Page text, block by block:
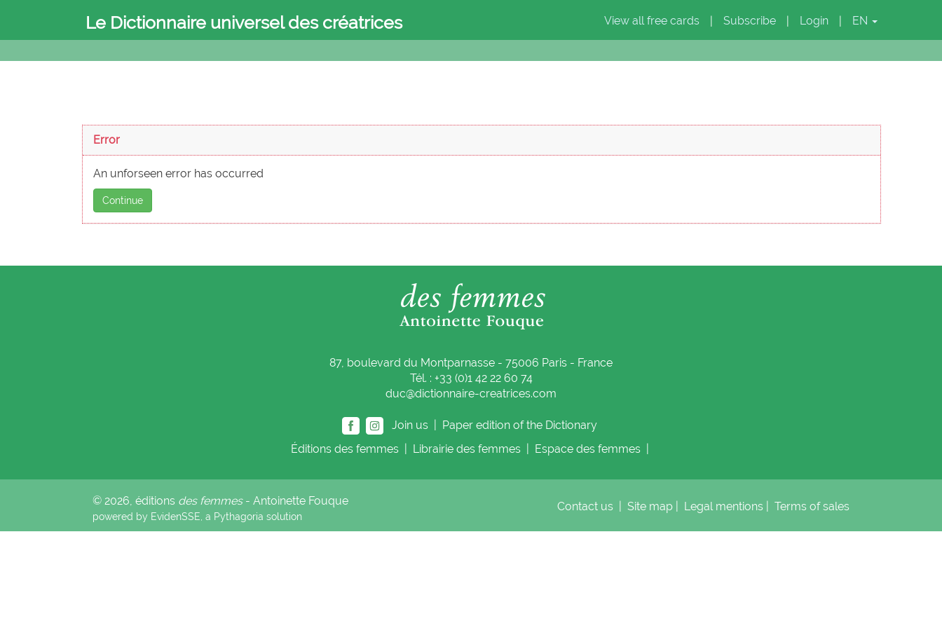
Le Dictionnaire universel des créatrices View all free cards Subscribe Login EN
Error
An unforseen error has occurred
Continue
87, boulevard du Montparnasse - 75006 Paris - France
Tél. : +33 (0)1 42 22 60 74
duc@dictionnaire-creatrices.com
Join us |
Paper edition of the Dictionary
Éditions des femmes Librairie des femmes Espace des femmes
© 2026, éditions des femmes- Antoinette Fouque
powered by EvidenSSE, a Pythagoria solution
Contact us Site map Legal mentions Terms of sales